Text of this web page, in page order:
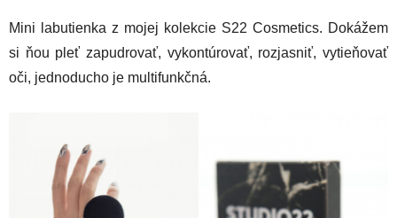
Mini labutienka z mojej kolekcie S22 Cosmetics. Dokážem
si ňou pleť zapudrovať, vykontúrovať, rozjasniť, vytieňovať
oči, jednoducho je multifunkčná.